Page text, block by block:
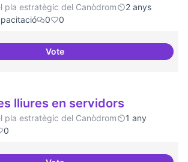
pla estratègic del Canòdrom
2 anys
0 0
VoteTècniques de seguretat digital
lliures en servidors
pla estratègic del Canòdrom
1 any
0